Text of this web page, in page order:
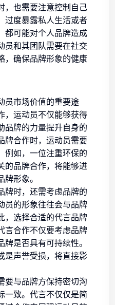
，也需要注意控制自己
过度暴露私人生活或者
都可能对个人品牌造成
员和其团队需要在社交
，确保品牌形象的健康
员市场价值的重要途
，运动员不仅能够获得
品牌的力量提升自身的
牌合作时，运动员需要
例如，一位注重环保的
的品牌合作，将能够进
形象。
牌时，还需考虑品牌的
员的形象往往会与品牌
，选择合适的代言品牌
言合作不仅要考虑品牌
是否具有可持续性。
是声誉受损，将直接影
要与品牌方保持密切沟
一致。代言不仅仅是简